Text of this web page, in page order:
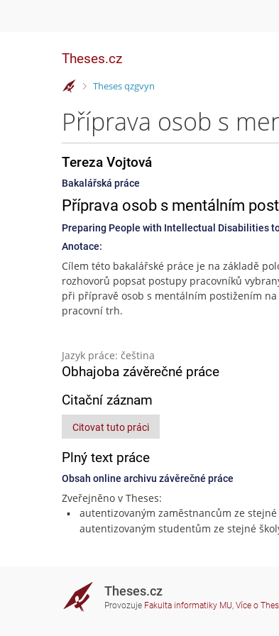
Theses.cz
>
Theses qzgvyn
Tereza Vojtová
Bakalářská práce
Příprava osob s mentálním
Preparing People with Intellectual Disabilities
Anotace:
Cílem této bakalářské práce je na základě
rozhovorů popsat postupy pracovníků
při přípravě osob s mentálním postižením
pracovní trh.
Jazyk práce: čeština
Obhajoba závěrečné práce
Citační záznam
Citovat tuto práci
Plný text práce
Obsah online archivu závěrečné práce
Zveřejněno v Theses:
autentizovaným zaměstnancům ze
autentizovaným studentům ze stejné
Theses.cz
Provozuje Fakulta informatiky MU, Více o